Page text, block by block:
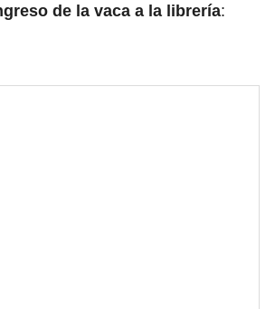
de la vaca a la librería: